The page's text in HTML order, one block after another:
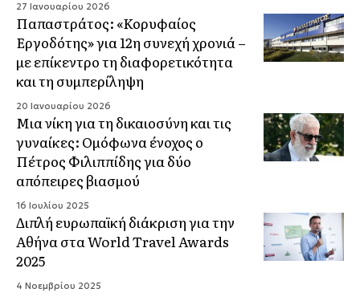
27 Ιανουαρίου 2026
Παπαστράτος: «Κορυφαίος
Εργοδότης» για 12η συνεχή χρονιά –
με επίκεντρο τη διαφορετικότητα
και τη συμπερίληψη
20 Ιανουαρίου 2026
Μια νίκη για τη δικαιοσύνη και τις
γυναίκες: Ομόφωνα ένοχος ο
Πέτρος Φιλιππίδης για δύο
απόπειρες βιασμού
16 Ιουλίου 2025
Διπλή ευρωπαϊκή διάκριση για την
Αθήνα στα World Travel Awards
2025
4 Νοεμβρίου 2025